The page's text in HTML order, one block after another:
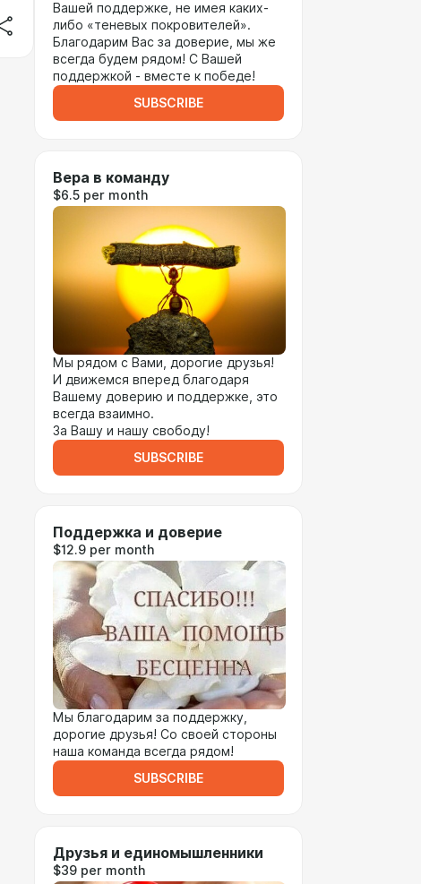
Вашей поддержке, не имея каких-
либо «теневых покровителей».
Благодарим Вас за доверие, мы же
всегда будем рядом! С Вашей
поддержкой - вместе к победе!
SUBSCRIBE
Вера в команду
$6.5 per month
Мы рядом с Вами, дорогие друзья!
И движемся вперед благодаря
Вашему доверию и поддержке, это
всегда взаимно.
За Вашу и нашу свободу!
SUBSCRIBE
Поддержка и доверие
$12.9 per month
Мы благодарим за поддержку,
дорогие друзья! Со своей стороны
наша команда всегда рядом!
SUBSCRIBE
Друзья и единомышленники
$39 per month